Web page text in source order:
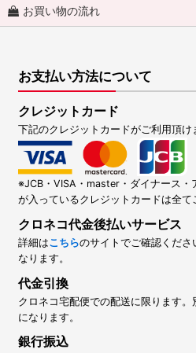
お買い物の流れ
お支払い方法について
クレジットカード
下記のクレジットカードがご利用頂け
※JCB・VISA・master・ダイナース・
が入っているクレジットカードは全て
クロネコ代金後払いサービス
詳細はこちらのサイトでご確認くだ
なります。
代金引換
クロネコ宅配便での配送に限ります
になります。
銀行振込